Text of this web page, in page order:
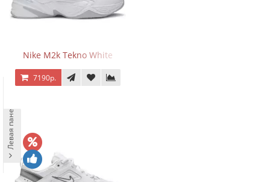
Nike M2k Tekno White
7190р.
Левая панель